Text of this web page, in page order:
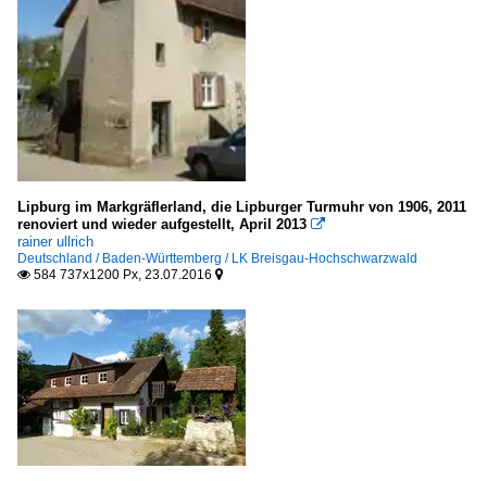
Lipburg im Markgräflerland, die Lipburger Turmuhr von 1906, 2011
renoviert und wieder aufgestellt, April 2013 
rainer ullrich
Deutschland / Baden-Württemberg / LK Breisgau-Hochschwarzwald
 584 737x1200 Px, 23.07.2016 